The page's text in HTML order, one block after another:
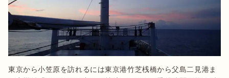
東京から小笠原を訪れるには東京港竹芝桟橋から父島二見港ま